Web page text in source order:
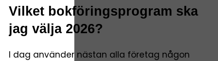
Vilket bokföringsprogram ska
jag välja 2026?
I dag använder nästan alla företag någon